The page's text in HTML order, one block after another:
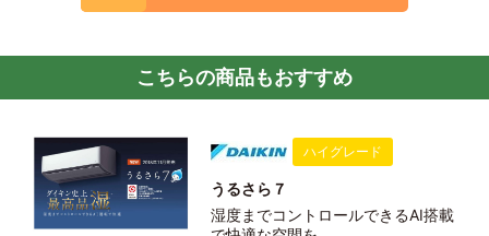
こちらの商品もおすすめ
ハイグレード
うるさら７
湿度までコントロールできるAI搭載